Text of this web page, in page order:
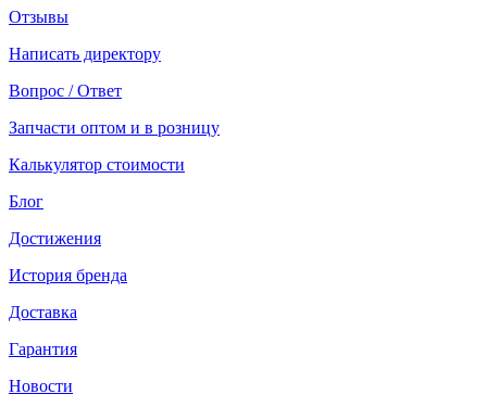
Отзывы
Написать директору
Вопрос / Ответ
Запчасти оптом и в розницу
Калькулятор стоимости
Блог
Достижения
История бренда
Доставка
Гарантия
Новости